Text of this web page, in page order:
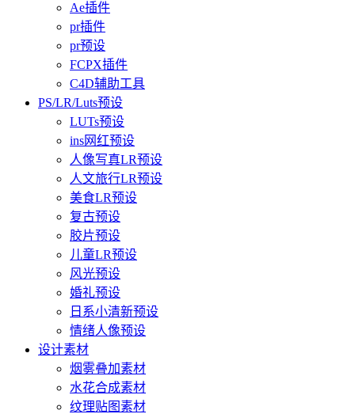
Ae插件
pr插件
pr预设
FCPX插件
C4D辅助工具
PS/LR/Luts预设
LUTs预设
ins网红预设
人像写真LR预设
人文旅行LR预设
美食LR预设
复古预设
胶片预设
儿童LR预设
风光预设
婚礼预设
日系小清新预设
情绪人像预设
设计素材
烟雾叠加素材
水花合成素材
纹理贴图素材